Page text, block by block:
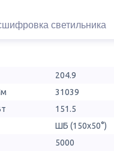
светильника
204.9
31039
151.5
ШБ (150х50°)
5000